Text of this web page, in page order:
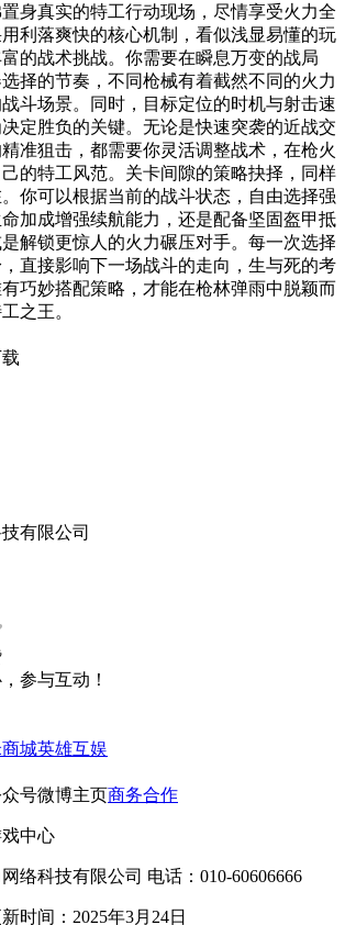
身真实的特工行动现场，尽情享受火力全
利落爽快的核心机制，看似浅显易懂的玩
的战术挑战。你需要在瞬息万变的战局
择的节奏，不同枪械有着截然不同的火力
斗场景。同时，目标定位的时机与射击速
定胜负的关键。无论是快速突袭的近战交
准狙击，都需要你灵活调整战术，在枪火
的特工风范。关卡间隙的策略抉择，同样
你可以根据当前的战斗状态，自由选择强
加成增强续航能力，还是配备坚固盔甲抵
解锁更惊人的火力碾压对手。每一次选择
直接影响下一场战斗的走向，生与死的考
巧妙搭配策略，才能在枪林弹雨中脱颖而
之王。
有限公司
参与互动！
城英雄互娱
号微博主页商务合作
中心
络科技有限公司 电话：010-60606666
时间：2025年3月24日